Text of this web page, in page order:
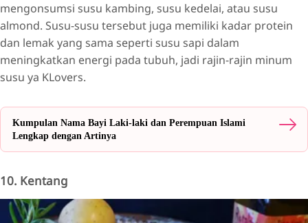
mengonsumsi susu kambing, susu kedelai, atau susu
almond. Susu-susu tersebut juga memiliki kadar protein
dan lemak yang sama seperti susu sapi dalam
meningkatkan energi pada tubuh, jadi rajin-rajin minum
susu ya KLovers.
Kumpulan Nama Bayi Laki-laki dan Perempuan Islami
Lengkap dengan Artinya
10. Kentang